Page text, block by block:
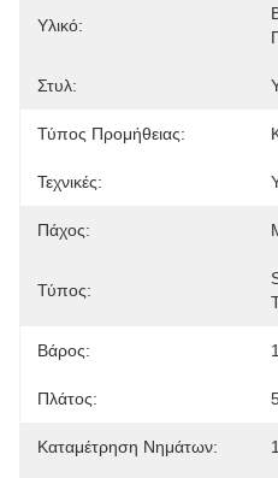
Υλικό:
Στυλ:
Τύπος Προμήθειας:
Τεχνικές:
Πάχος:
Τύπος:
Βάρος:
Πλάτος:
Καταμέτρηση Νημάτων: